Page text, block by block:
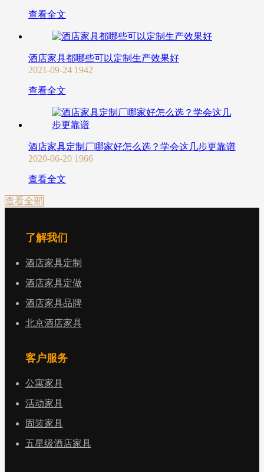
查看全文
酒店家具都哪些可以定制生产效果好
2021-09-24 1942
查看全文
酒店家具定制厂哪家好怎么选？学会这几步更靠谱
2020-06-20 1966
查看全文
查看全部
了解我们
酒店家具定制
酒店家具定做
酒店家具品牌
北京酒店家具
客户服务
公寓家具
活动家具
固装家具
五星级酒店家具